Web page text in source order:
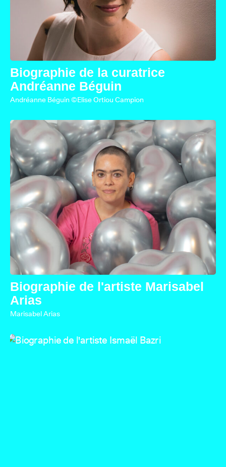
Biographie de la curatrice
Andréanne Béguin
Andréanne Béguin ©Elise Ortiou Campion
Biographie de l'artiste Marisabel
Arias
Marisabel Arias